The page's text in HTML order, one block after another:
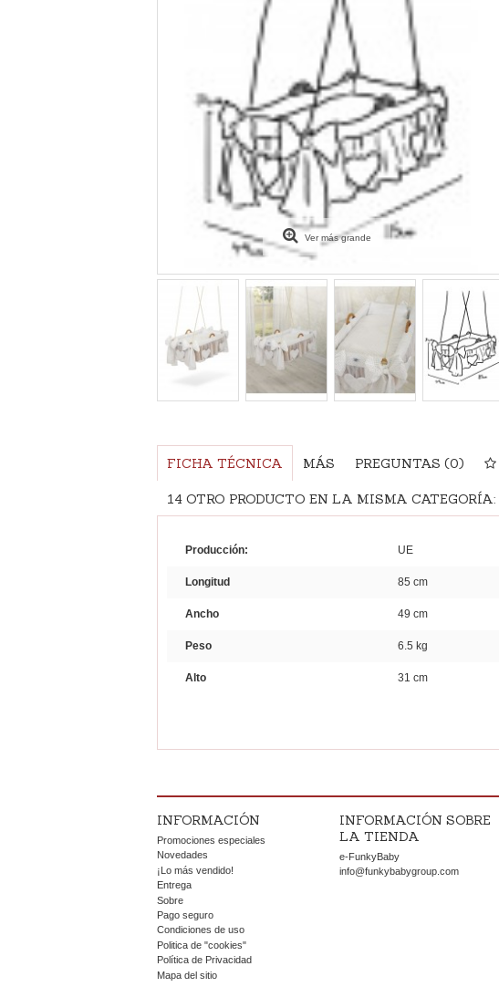
Ver más grande
FICHA TÉCNICA MÁS PREGUNTAS (0)
14 OTRO PRODUCTO EN LA MISMA CATEGORÍA:
Producción: UE
Longitud 85 cm
Ancho 49 cm
Peso 6.5 kg
Alto 31 cm
INFORMACIÓN
Promociones especiales
Novedades
¡Lo más vendido!
Entrega
Sobre
Pago seguro
Condiciones de uso
Politica de "cookies"
Política de Privacidad
Mapa del sitio
INFORMACIÓN SOBRE
LA TIENDA
e-FunkyBaby
info@funkybabygroup.com